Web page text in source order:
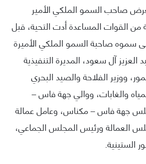
صاحب السمو الملكي الأمير
القوات المساعدة أدت التحية، قبل
سموه صاحبة السمو الملكي الأميرة
العزيز آل سعود، المديرة التنفيذية
ووزير الفلاحة والصيد البحري
والغابات، ووالي جهة فاس –
جهة فاس – مكناس، وعامل عمالة
العمالة ورئيس المجلس الجماعي،
الستينية.